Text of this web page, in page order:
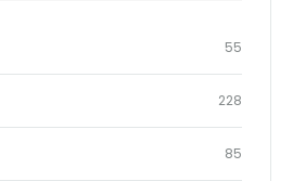
55
228
85